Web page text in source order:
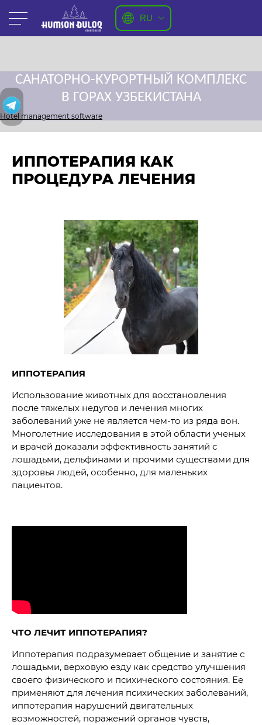
RU
САНАТОРНО-КУРОРТНЫЙ КОМПЛЕКС
В ГОРАХ УЗБЕКИСТАНА
Hotel management software
ИППОТЕРАПИЯ КАК
ПРОЦЕДУРА ЛЕЧЕНИЯ
ИППОТЕРАПИЯ
Использование животных для восстановления
после тяжелых недугов и лечения многих
заболеваний уже не является чем-то из ряда вон.
Многолетние исследования в этой области ученых
и врачей доказали эффективность занятий с
лошадьми, дельфинами и прочими существами для
здоровья людей, особенно, для маленьких
пациентов.
ЧТО ЛЕЧИТ ИППОТЕРАПИЯ?
Иппотерапия подразумевает общение и занятие с
лошадьми, верховую езду как средство улучшения
своего физического и психического состояния. Ее
применяют для лечения психических заболеваний,
иппотерапия нарушений двигательных
возможностей, поражений органов чувств,